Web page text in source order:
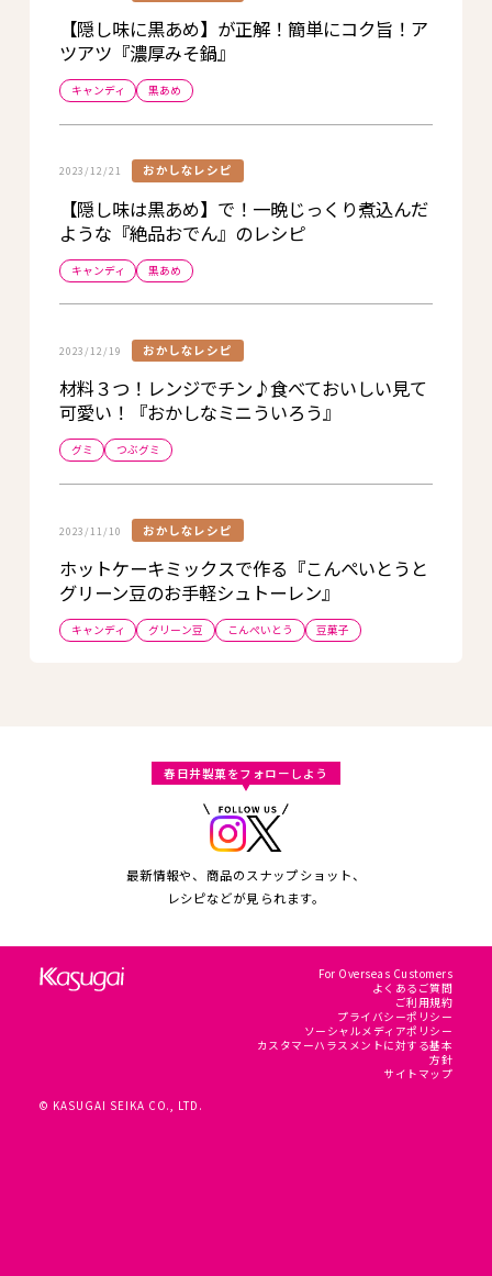
【隠し味に黒あめ】が正解！簡単にコク旨！ア
ツアツ『濃厚みそ鍋』
キャンディ 黒あめ
2023/12/21 おかしなレシピ
【隠し味は黒あめ】で！一晩じっくり煮込んだ
ような『絶品おでん』のレシピ
キャンディ 黒あめ
2023/12/19 おかしなレシピ
材料３つ！レンジでチン♪食べておいしい見て
可愛い！『おかしなミニういろう』
グミ つぶグミ
2023/11/10 おかしなレシピ
ホットケーキミックスで作る『こんぺいとうと
グリーン豆のお手軽シュトーレン』
キャンディ グリーン豆 こんぺいとう 豆菓子
春日井製菓をフォローしよう
最新情報や、商品のスナップショット、
レシピなどが見られます。
© KASUGAI SEIKA CO., LTD.
For Overseas Customers
よくあるご質問
ご利用規約
プライバシーポリシー
ソーシャルメディアポリシー
カスタマーハラスメントに対する基本
方針
サイトマップ